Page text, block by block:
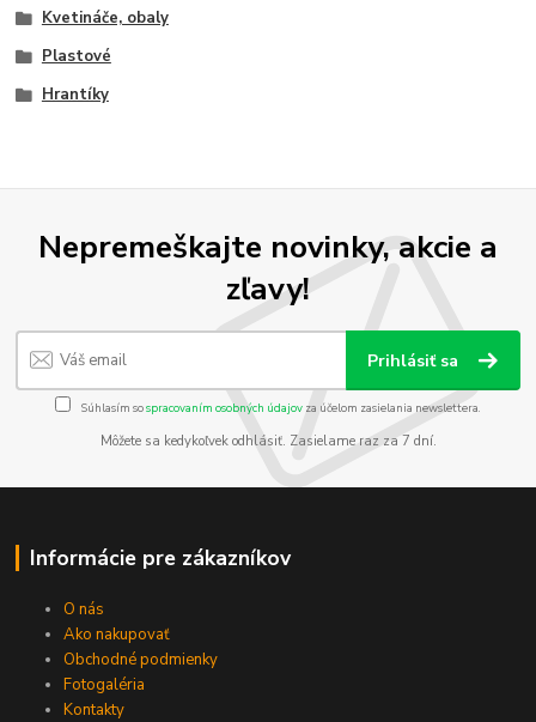
Kvetináče, obaly
Plastové
Hrantíky
Nepremeškajte novinky, akcie a
zľavy!
Prihlásiť sa
Súhlasím sospracovaním osobných údajov za účelom zasielania newslettera.
Môžete sa kedykoľvek odhlásiť. Zasielame raz za 7 dní.
Informácie pre zákazníkov
O nás
Ako nakupovať
Obchodné podmienky
Fotogaléria
Kontakty